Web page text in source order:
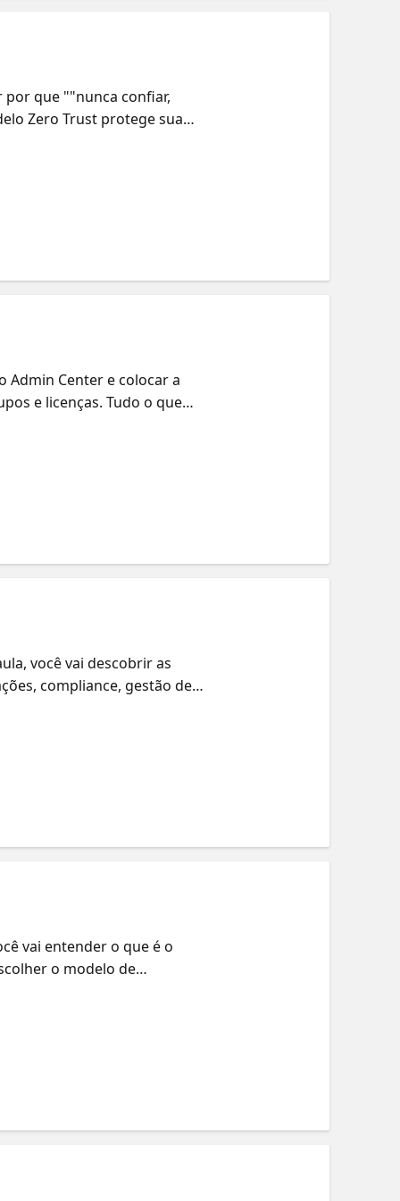
por que ""nunca confiar,
Zero Trust protege sua
Zero Trust no
Admin Center e colocar a
e licenças. Tudo o que
você vai descobrir as
compliance, gestão de
classificação de dados
vai entender o que é o
o modelo de
o que são agentes e
casos de uso reais